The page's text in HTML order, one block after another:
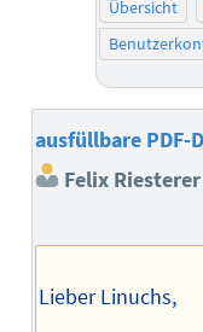
Übersicht
ausfüllbare
Felix Riesterer
Lieber Linuchs,